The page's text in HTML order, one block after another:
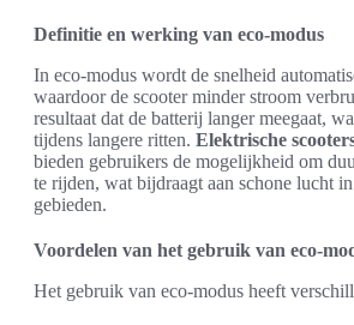
Definitie en werking van eco-modus
In eco-modus wordt de snelheid
waardoor de scooter minder stroom
resultaat dat de batterij langer meegaat,
tijdens langere ritten. Elektrische
bieden gebruikers de mogelijkheid om
te rijden, wat bijdraagt aan schone lucht
gebieden.
Voordelen van het gebruik van eco-
Het gebruik van eco-modus heeft